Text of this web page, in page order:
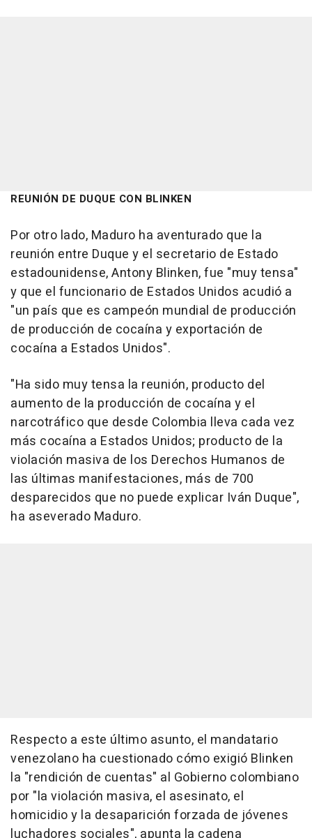
REUNIÓN DE DUQUE CON BLINKEN
Por otro lado, Maduro ha aventurado que la
reunión entre Duque y el secretario de Estado
estadounidense, Antony Blinken, fue "muy tensa"
y que el funcionario de Estados Unidos acudió a
"un país que es campeón mundial de producción
de producción de cocaína y exportación de
cocaína a Estados Unidos".
"Ha sido muy tensa la reunión, producto del
aumento de la producción de cocaína y el
narcotráfico que desde Colombia lleva cada vez
más cocaína a Estados Unidos; producto de la
violación masiva de los Derechos Humanos de
las últimas manifestaciones, más de 700
desparecidos que no puede explicar Iván Duque",
ha aseverado Maduro.
Respecto a este último asunto, el mandatario
venezolano ha cuestionado cómo exigió Blinken
la "rendición de cuentas" al Gobierno colombiano
por "la violación masiva, el asesinato, el
homicidio y la desaparición forzada de jóvenes
luchadores sociales", apunta la cadena